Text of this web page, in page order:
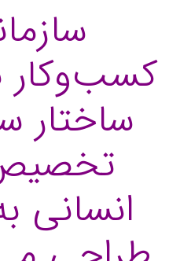
کسب‌وکار
ساختار
انسانی